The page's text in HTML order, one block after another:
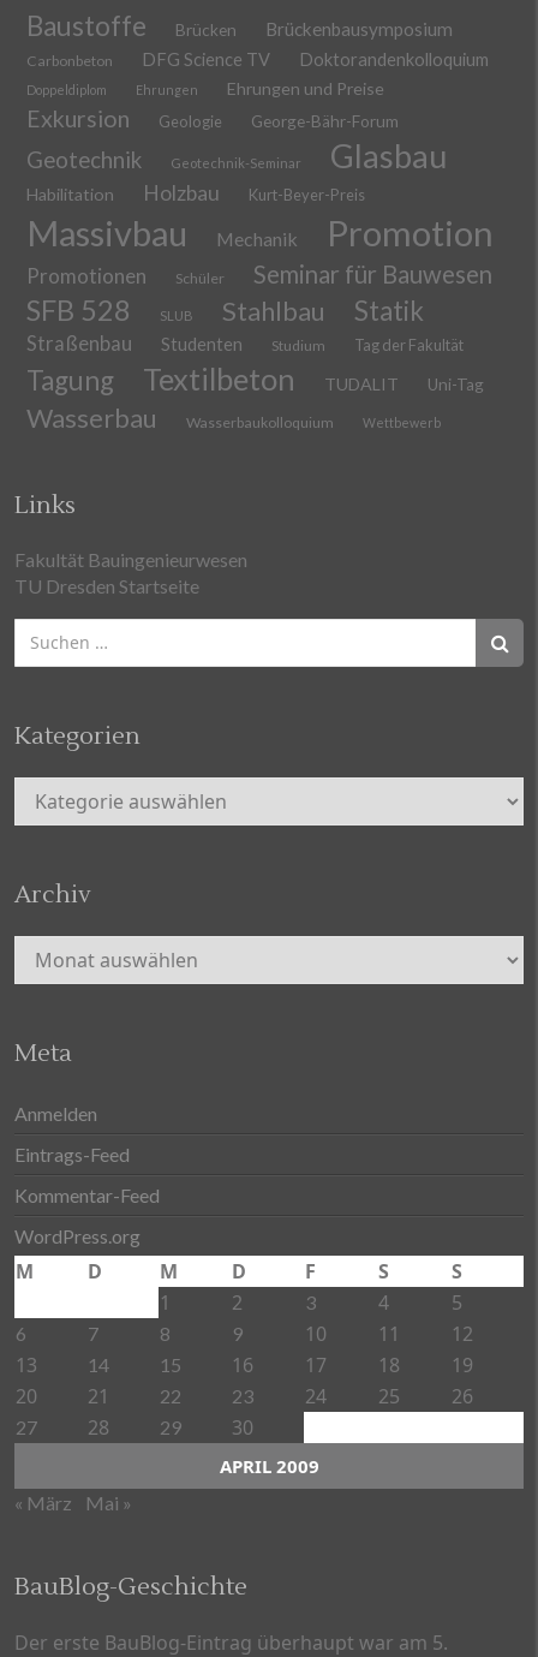
Baustoffe Brücken Brückenbausymposium
Carbonbeton DFG Science TV Doktorandenkolloquium
Doppeldiplom Ehrungen Ehrungen und Preise
Exkursion Geologie George-Bähr-Forum
Geotechnik Geotechnik-Seminar Glasbau
Habilitation Holzbau Kurt-Beyer-Preis
Massivbau Mechanik Promotion
Promotionen Schüler Seminar für Bauwesen
SFB 528 SLUB Stahlbau Statik
Straßenbau Studenten Studium Tag der Fakultät
Tagung Textilbeton TUDALIT Uni-Tag
Wasserbau Wasserbaukolloquium Wettbewerb
Links
Fakultät Bauingenieurwesen
TU Dresden Startseite
Suchen
nach:
Kategorien
Kategorien
Archiv
Archiv
Meta
Anmelden
Eintrags-Feed
Kommentar-Feed
WordPress.org
APRIL 2009
M D M D F S
S
1
2 3 4 5
6 7 8 9 10 11
12
13
14 15 16 17 18
19
20
21 22 23 24 25 26
27 28 29 30
« März Mai »
BauBlog-Geschichte
Der erste BauBlog-Eintrag überhaupt war am 5.